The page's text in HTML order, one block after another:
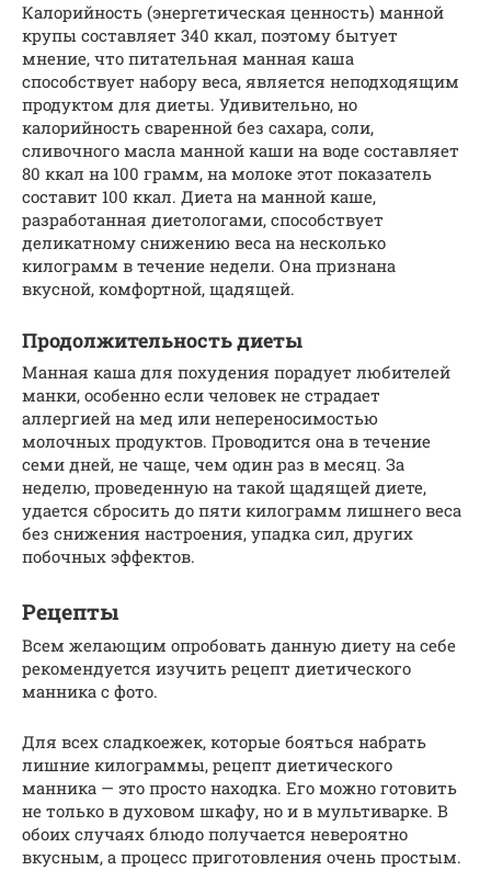
Калорийность (энергетическая ценность) манной
крупы составляет 340 ккал, поэтому бытует
мнение, что питательная манная каша
способствует набору веса, является неподходящим
продуктом для диеты. Удивительно, но
калорийность сваренной без сахара, соли,
сливочного масла манной каши на воде составляет
80 ккал на 100 грамм, на молоке этот показатель
составит 100 ккал. Диета на манной каше,
разработанная диетологами, способствует
деликатному снижению веса на несколько
килограмм в течение недели. Она признана
вкусной, комфортной, щадящей.
Продолжительность диеты
Манная каша для похудения порадует любителей
манки, особенно если человек не страдает
аллергией на мед или непереносимостью
молочных продуктов. Проводится она в течение
семи дней, не чаще, чем один раз в месяц. За
неделю, проведенную на такой щадящей диете,
удается сбросить до пяти килограмм лишнего веса
без снижения настроения, упадка сил, других
побочных эффектов.
Рецепты
Всем желающим опробовать данную диету на себе
рекомендуется изучить рецепт диетического
манника с фото.
Для всех сладкоежек, которые бояться набрать
лишние килограммы, рецепт диетического
манника — это просто находка. Его можно готовить
не только в духовом шкафу, но и в мультиварке. В
обоих случаях блюдо получается невероятно
вкусным, а процесс приготовления очень простым.